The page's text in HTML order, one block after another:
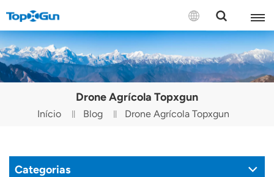
CONTACTE-NOS
English
Español
Português(Portugal)
Drone Agrícola Topxgun
Início Blog Drone Agrícola Topxgun
Categorias